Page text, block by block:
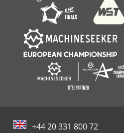
+44 20 331 800 72